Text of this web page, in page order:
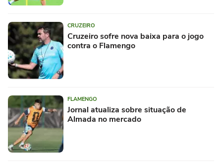
CRUZEIRO
Cruzeiro sofre nova baixa para o jogo
contra o Flamengo
FLAMENGO
Jornal atualiza sobre situação de
Almada no mercado